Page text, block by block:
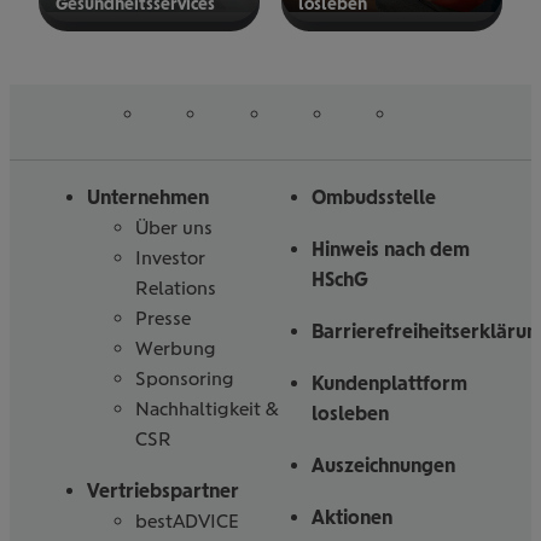
Gesund­heits­ser­vices los­le­ben
Unternehmen
Über uns
Investor
Relations
Presse
Werbung
Sponsoring
Nachhaltigkeit &
CSR
Vertriebspartner
bestADVICE
Ombudsstelle
Hinweis nach dem
HSchG
Kundenplattform
losleben
Auszeichnungen
Aktionen
uns